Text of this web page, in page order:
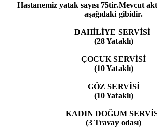
Hastanemiz yatak sayısı 75tir.Mevcut
aşağıdaki gibidir.
DAHİLİYE SERVİSİ
(28 Yataklı)
ÇOCUK SERVİSİ
(10 Yataklı)
GÖZ SERVİSİ
(10 Yataklı)
KADIN DOĞUM
(3 Travay odası)